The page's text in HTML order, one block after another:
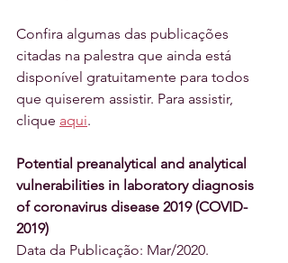
Confira algumas das publicações
citadas na palestra que ainda está
disponível gratuitamente para todos
que quiserem assistir. Para assistir,
clique aqui.
Potential preanalytical and analytical
vulnerabilities in laboratory diagnosis
of coronavirus disease 2019 (COVID-
2019)
Data da Publicação: Mar/2020.